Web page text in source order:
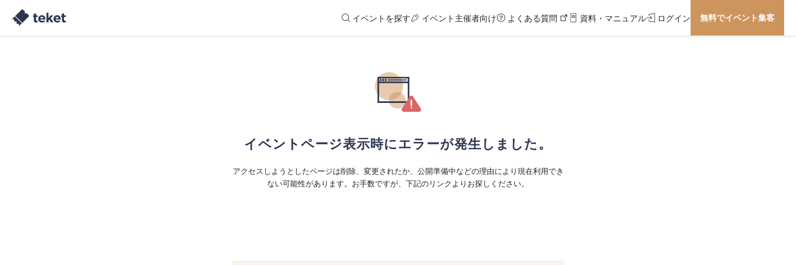
イベントを探す イベント主催者向け よくある質問 資料・マニュアル ログイン 無料でイベント集客
イベントページ表示時にエラーが発生しました。
アクセスしようとしたページは削除、変更されたか、公開準備中などの理由により現在利用でき
ない可能性があります。お手数ですが、下記のリンクよりお探しください。